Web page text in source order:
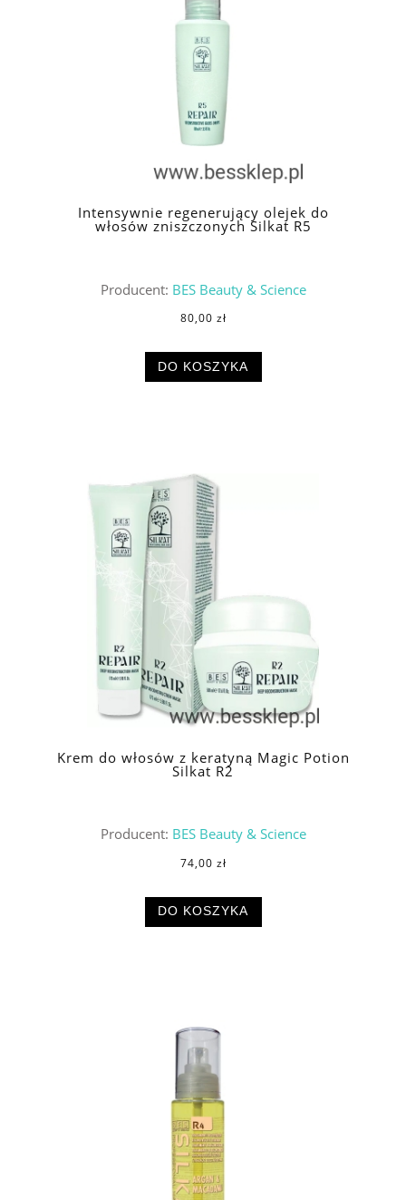
Intensywnie regenerujący olejek do
włosów zniszczonych Silkat R5
Producent: BES Beauty & Science
80,00 zł
DO KOSZYKA
Krem do włosów z keratyną Magic Potion
Silkat R2
Producent: BES Beauty & Science
74,00 zł
DO KOSZYKA